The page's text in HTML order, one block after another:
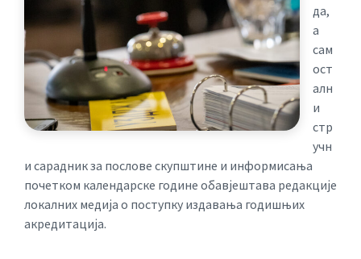
да,
а
сам
ост
алн
и
стр
учн
и сарадник за послове скупштине и информисања
почетком календарске године обавјештава редакције
локалних медија о поступку издавања годишњих
акредитација.